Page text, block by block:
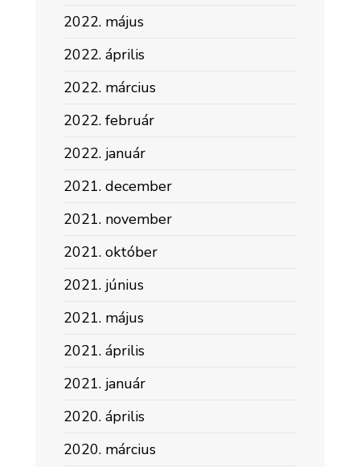
2022. május
2022. április
2022. március
2022. február
2022. január
2021. december
2021. november
2021. október
2021. június
2021. május
2021. április
2021. január
2020. április
2020. március